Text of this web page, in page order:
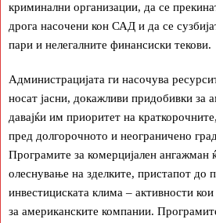
криминални организации, да се
дрога насочени кон САД и да се
пари и нелегалните финансиски текови.
Администрацијата ги насочува
носат јасни, докажливи придобивки за
давајќи им приоритет на
пред долгорочното и неограничено
Програмите за комерцијален ангажман
олеснување на зделките, пристапот до
инвестициската клима – активности
за американските компании.